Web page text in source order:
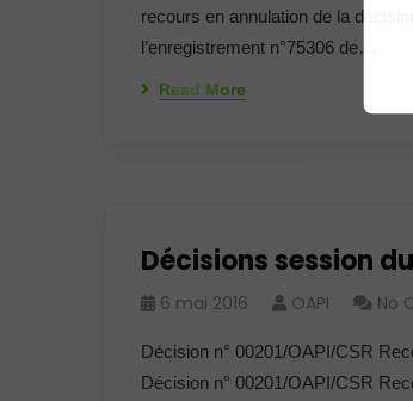
recours en annulation de la
l’enregistrement n°75306 de…
Read More
Décisions session
6 mai 2016 OAPI No
Décision n° 00201/OAPI/CSR
Décision n° 00201/OAPI/CSR